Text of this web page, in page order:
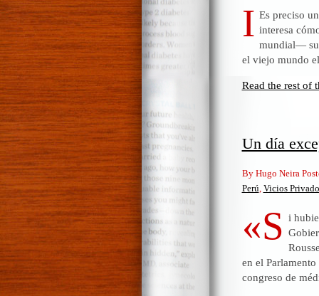
va
el
¿Y
I Es preciso
interesa
mundial—
el viejo mundo
Read the rest of
Un día
By Hugo Neira
Perú Vicios
«S i
en el
congreso de